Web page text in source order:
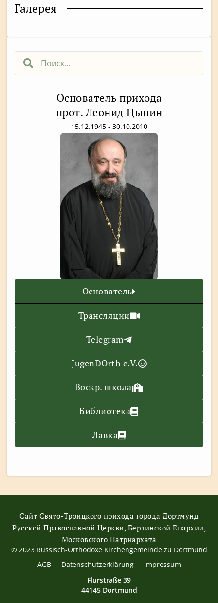
Основатель прихода
прот. Леонид Цыпин
15.12.1945 - 30.10.2010
Основатель
Трансляции
Telegram
JugenDOrth e.V.
Воскр. школа
Библиотека
Лавка
Галерея
Сайт Свято-Троицкого прихода города Дортмунд
Русской Православной Церкви, Берлинской Епархии,
Московского Патриархата
© 2023 Russisch-Orthodoxe Kirchengemeinde zu Dortmund
АGB
Datenschutzerklärung
Impressum
Flurstraße 39
44145 Dortmund